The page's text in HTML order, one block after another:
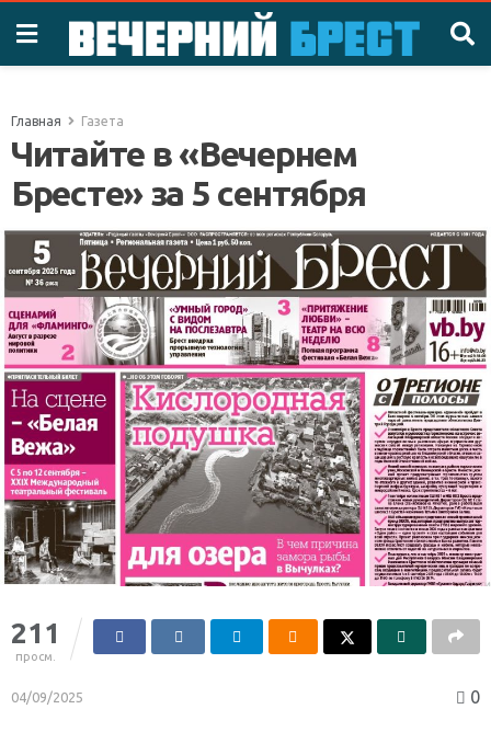
Главная Газета
Читайте в «Вечернем
Бресте» за 5 сентября
211
просм.
04/09/2025 0